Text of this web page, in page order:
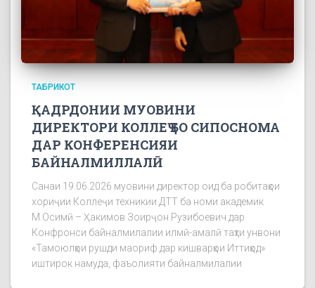
ТАБРИКОТ
ҚАДРДОНИИ МУОВИНИ
ДИРЕКТОРИ КОЛЛЕҶ БО СИПОСНОМА
ДАР КОНФЕРЕНСИЯИ
БАЙНАЛМИЛЛАЛӢ
Санаи 19.06.2026 муовини директор оид ба робитаҳои
хориҷии Коллеҷи техникии ДТТ ба номи академик
М.Осимӣ – Ҳакимов Зоирҷон Рузибоевич дар
Конфронси байналмилалии илмӣ-амалӣ таҳти унвони
«Тамоюлҳои рушди маориф дар кишварҳои Иттиҳод»
иштирок намуда, фаъолияти байналмилалии